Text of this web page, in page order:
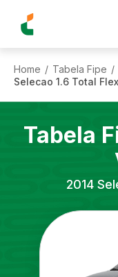
Home / Tabela Fipe /
Selecao 1.6 Total
Tabela
2014